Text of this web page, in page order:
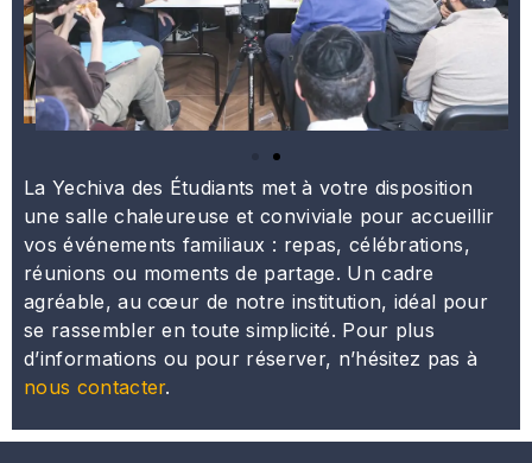
La Yechiva des Étudiants met à votre disposition
une salle chaleureuse et conviviale pour accueillir
vos événements familiaux : repas, célébrations,
réunions ou moments de partage. Un cadre
agréable, au cœur de notre institution, idéal pour
se rassembler en toute simplicité. Pour plus
d’informations ou pour réserver, n’hésitez pas à
nous contacter.